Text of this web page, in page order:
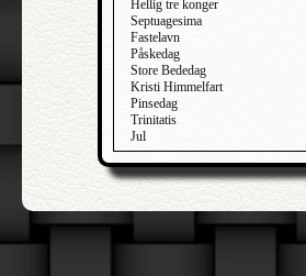
Hellig tre konger
Septuagesima
Fastelavn
Påskedag
Store Bededag
Kristi Himmelfart
Pinsedag
Trinitatis
Jul